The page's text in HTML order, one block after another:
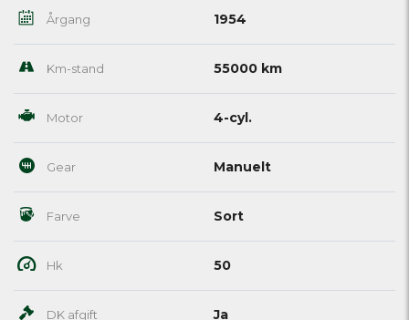
Årgang 1954
Km-stand 55000 km
Motor 4-cyl.
Gear Manuelt
Farve Sort
Hk 50
DK afgift Ja